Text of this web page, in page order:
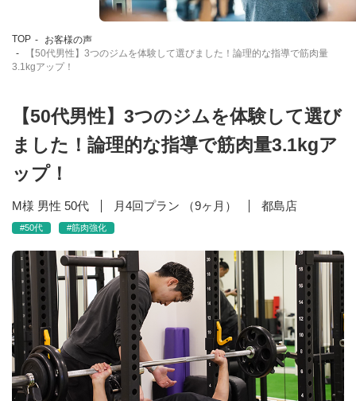
TOP
お客様の声
【50代男性】3つのジムを体験して選びました！論理的な指導で筋肉量
3.1kgアップ！
【50代男性】3つのジムを体験して選び
ました！論理的な指導で筋肉量3.1kgア
ップ！
M様 男性 50代 月4回プラン （9ヶ月） 都島店
#50代 #筋肉強化